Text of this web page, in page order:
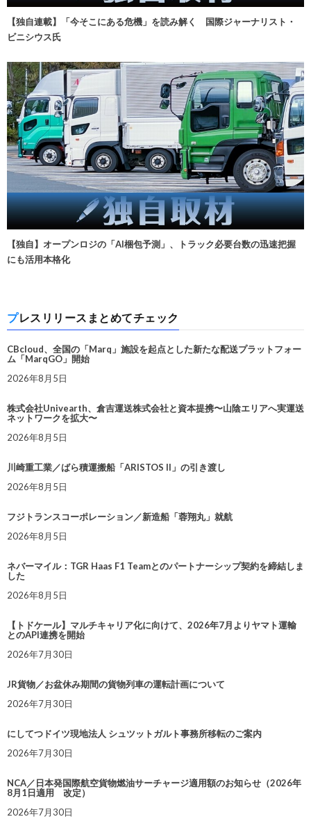
【独自連載】「今そこにある危機」を読み解く 国際ジャーナリスト・
ビニシウス氏
【独自】オープンロジの「AI梱包予測」、トラック必要台数の迅速把握
にも活用本格化
プレスリリースまとめてチェック
CBcloud、全国の「Marq」施設を起点とした新たな配送プラットフォー
ム「MarqGO」開始
2026年8月5日
株式会社Univearth、倉吉運送株式会社と資本提携〜山陰エリアへ実運送
ネットワークを拡大〜
2026年8月5日
川崎重工業／ばら積運搬船「ARISTOS II」の引き渡し
2026年8月5日
フジトランスコーポレーション／新造船「蓉翔丸」就航
2026年8月5日
ネバーマイル：TGR Haas F1 Teamとのパートナーシップ契約を締結しま
した
2026年8月5日
【トドケール】マルチキャリア化に向けて、2026年7月よりヤマト運輸
とのAPI連携を開始
2026年7月30日
JR貨物／お盆休み期間の貨物列車の運転計画について
2026年7月30日
にしてつドイツ現地法人 シュツットガルト事務所移転のご案内
2026年7月30日
NCA／日本発国際航空貨物燃油サーチャージ適用額のお知らせ（2026年
8月1日適用 改定）
2026年7月30日